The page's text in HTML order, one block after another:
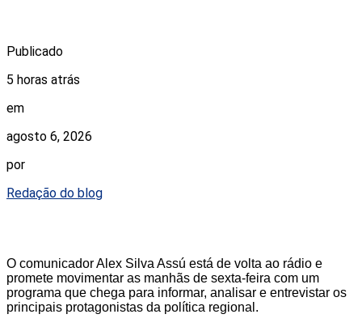
Publicado
5 horas atrás
em
agosto 6, 2026
por
Redação do blog
O comunicador Alex Silva Assú está de volta ao rádio e
promete movimentar as manhãs de sexta-feira com um
programa que chega para informar, analisar e entrevistar os
principais protagonistas da política regional.